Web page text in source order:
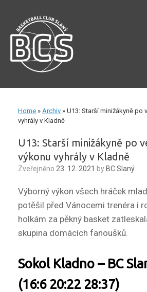
content
Home » Archiv » U13: Starší minižákyně po
vyhrály v Kladně
U13: Starší minižákyně po
výkonu vyhrály v Kladně
Zveřejněno 23. 12. 2021 by BC Slaný
Výborný výkon všech hráček
potěšil před Vánocemi trenéra i
holkám za pěkný basket
skupina domácích fanoušků.
Sokol Kladno – BC
(16:6 20:22 28:37)